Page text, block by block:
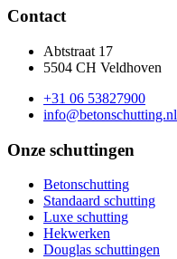
Contact
Abtstraat 17
5504 CH Veldhoven
+31 06 53827900
info@betonschutting.nl
Onze schuttingen
Betonschutting
Standaard schutting
Luxe schutting
Hekwerken
Douglas schuttingen